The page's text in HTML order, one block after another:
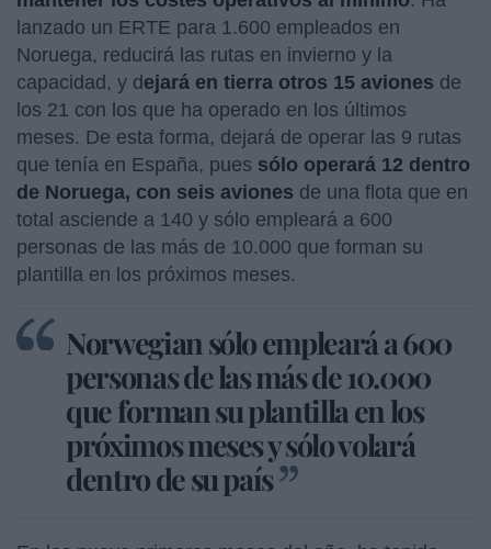
lanzado un ERTE para 1.600 empleados en
Noruega, reducirá las rutas en invierno y la
capacidad, y dejará en tierra otros 15 aviones de
los 21 con los que ha operado en los últimos
meses. De esta forma, dejará de operar las 9 rutas
que tenía en España, pues sólo operará 12 dentro
de Noruega, con seis aviones de una flota que en
total asciende a 140 y sólo empleará a 600
personas de las más de 10.000 que forman su
plantilla en los próximos meses.
Norwegian sólo empleará a 600
personas de las más de 10.000
que forman su plantilla en los
próximos meses y sólo volará
dentro de su país